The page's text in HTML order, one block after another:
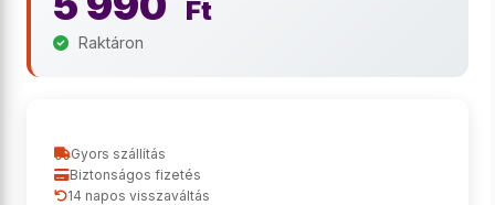
Ft
Raktáron
Gyors szállítás
Biztonságos fizetés
14 napos visszaváltás